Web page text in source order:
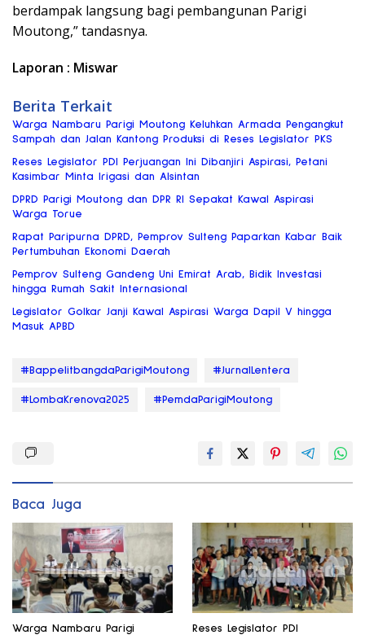
berdampak langsung bagi pembangunan Parigi
Moutong,” tandasnya.
Laporan : Miswar
Berita Terkait
Warga Nambaru Parigi Moutong Keluhkan Armada Pengangkut
Sampah dan Jalan Kantong Produksi di Reses Legislator PKS
Reses Legislator PDI Perjuangan Ini Dibanjiri Aspirasi, Petani
Kasimbar Minta Irigasi dan Alsintan
DPRD Parigi Moutong dan DPR RI Sepakat Kawal Aspirasi
Warga Torue
Rapat Paripurna DPRD, Pemprov Sulteng Paparkan Kabar Baik
Pertumbuhan Ekonomi Daerah
Pemprov Sulteng Gandeng Uni Emirat Arab, Bidik Investasi
hingga Rumah Sakit Internasional
Legislator Golkar Janji Kawal Aspirasi Warga Dapil V hingga
Masuk APBD
#BappelitbangdaParigiMoutong #JurnalLentera
#LombaKrenova2025 #PemdaParigiMoutong
Baca Juga
Warga Nambaru Parigi
Reses Legislator PDI